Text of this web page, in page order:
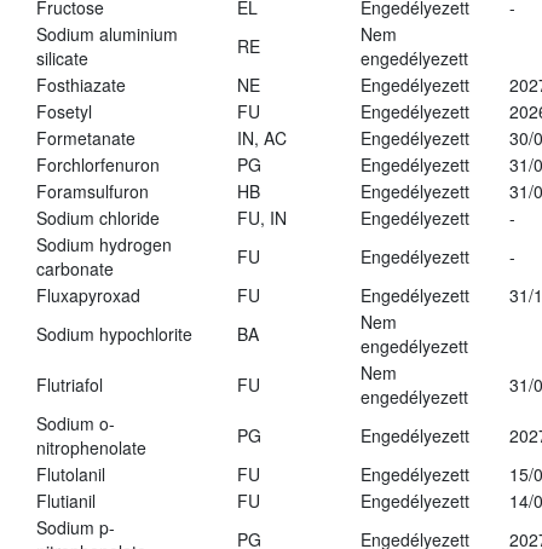
Fructose
EL Engedélyezett
-
Sodium aluminium
silicate
RE
Nem
engedélyezett
Fosthiazate
NE Engedélyezett
Fosetyl
FU Engedélyezett
Formetanate
IN, AC Engedélyezett
30/
Forchlorfenuron
PG Engedélyezett
31/
Foramsulfuron
HB Engedélyezett
31/
Sodium chloride
FU, IN Engedélyezett
-
Sodium hydrogen
carbonate
FU Engedélyezett
-
Fluxapyroxad
FU Engedélyezett
31/
Sodium hypochlorite
BA
Nem
engedélyezett
Flutriafol
FU
Nem
engedélyezett
31/
Sodium o-
nitrophenolate
PG Engedélyezett
Flutolanil
FU Engedélyezett
15/
Flutianil
FU Engedélyezett
14/
Sodium p-
PG Engedélyezett